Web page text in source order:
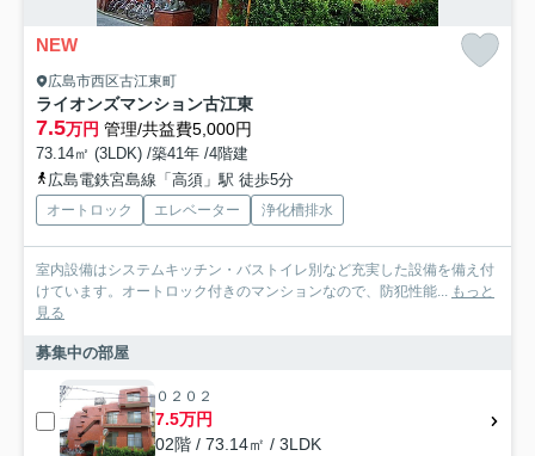
NEW
広島市西区古江東町
ライオンズマンション古江東
7.5万円 管理/共益費5,000円
73.14㎡ (3LDK) /築41年 /4階建
広島電鉄宮島線「高須」駅 徒歩5分
オートロック エレベーター 浄化槽排水
室内設備はシステムキッチン・バストイレ別など充実した設備を備え付
けています。オートロック付きのマンションなので、防犯性能... もっと
見る
募集中の部屋
０２０２
7.5万円
02階 / 73.14㎡ / 3LDK